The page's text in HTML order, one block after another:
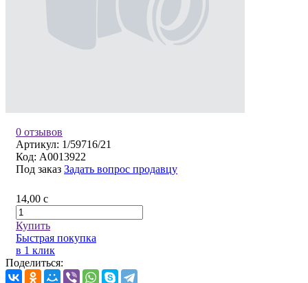
0 отзывов
Артикул: 1/59716/21
Код: A0013922
Под заказ Задать вопрос продавцу
14,00 c
Купить
Быстрая покупка
в 1 клик
Поделиться: